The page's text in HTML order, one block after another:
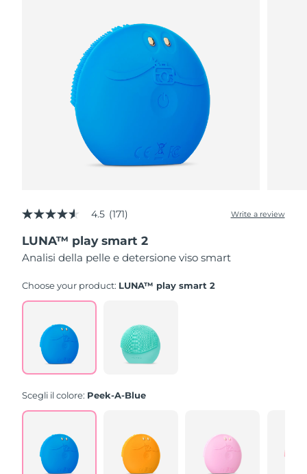
4.5
of
5
stars,
rating
Read
Reviews.
Same
page
link.
4.5 (171) Write a review
LUNA™ play smart 2
Analisi della pelle e detersione viso smart
Choose your product: LUNA™ play smart 2
Scegli il colore: Peek-A-Blue